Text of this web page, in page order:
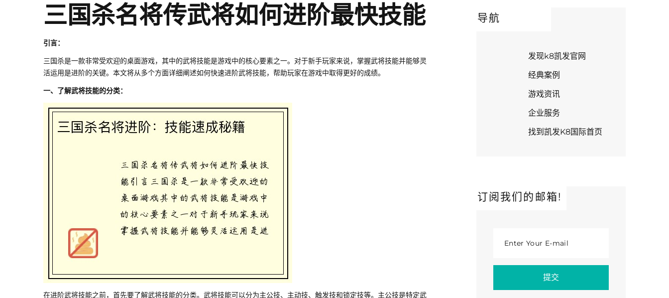
三国杀名将传武将如何进阶最快技能
引言：
三国杀是一款非常受欢迎的桌面游戏，其中的武将技能是游戏中的核心要素之一。对于新手玩家来说，掌握武将技能并能够灵
活运用是进阶的关键。本文将从多个方面详细阐述如何快速进阶武将技能，帮助玩家在游戏中取得更好的成绩。
一、了解武将技能的分类：
在进阶武将技能之前，首先要了解武将技能的分类。武将技能可以分为主公技、主动技、触发技和锁定技等。主公技是特定武
导航
发现k8凯发官网
经典案例
游戏资讯
企业服务
找到凯发K8国际首页
订阅我们的邮箱!
Enter Your E-mail
提交